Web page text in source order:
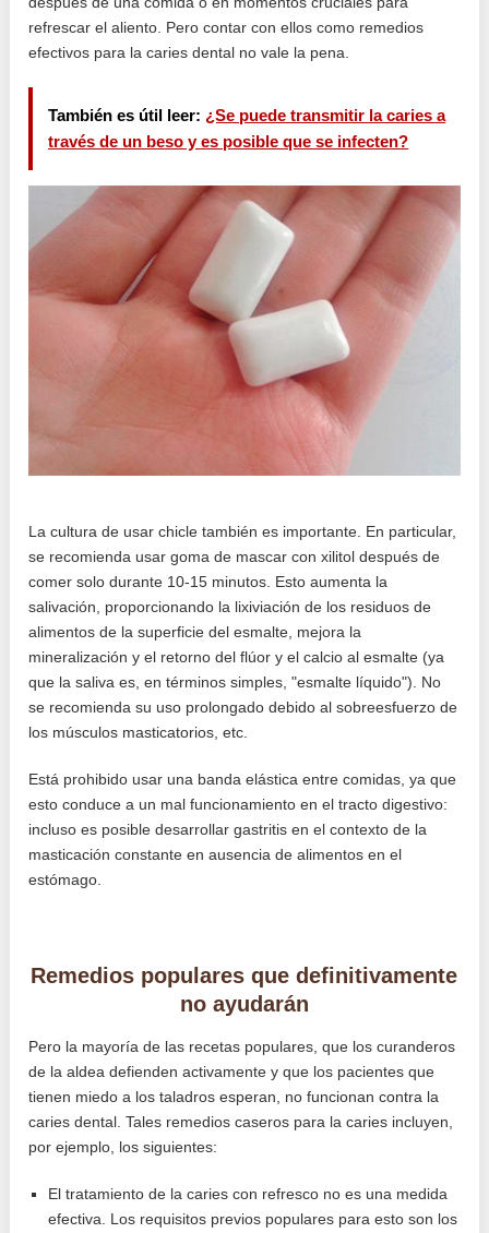
refrescar el aliento. Pero contar con ellos como remedios
efectivos para la caries dental no vale la pena.
También es útil leer: ¿Se puede transmitir la caries a
través de un beso y es posible que se infecten?
La cultura de usar chicle también es importante. En particular,
se recomienda usar goma de mascar con xilitol después de
comer solo durante 10-15 minutos. Esto aumenta la
salivación, proporcionando la lixiviación de los residuos de
alimentos de la superficie del esmalte, mejora la
mineralización y el retorno del flúor y el calcio al esmalte (ya
que la saliva es, en términos simples, "esmalte líquido"). No
se recomienda su uso prolongado debido al sobreesfuerzo de
los músculos masticatorios, etc.
Está prohibido usar una banda elástica entre comidas, ya que
esto conduce a un mal funcionamiento en el tracto digestivo:
incluso es posible desarrollar gastritis en el contexto de la
masticación constante en ausencia de alimentos en el
estómago.
Remedios populares que definitivamente
no ayudarán
Pero la mayoría de las recetas populares, que los curanderos
de la aldea defienden activamente y que los pacientes que
tienen miedo a los taladros esperan, no funcionan contra la
caries dental. Tales remedios caseros para la caries incluyen,
por ejemplo, los siguientes:
El tratamiento de la caries con refresco no es una medida
efectiva. Los requisitos previos populares para esto son los